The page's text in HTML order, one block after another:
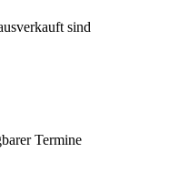
sind
Termine